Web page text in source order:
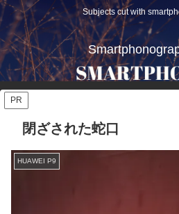
Subjects cut with
PR
閉ざされた蛇口
HUAWEI P9